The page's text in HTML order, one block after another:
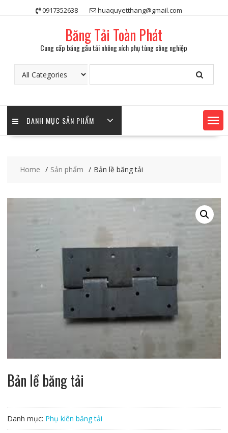
0917352638 huaquyetthang@gmail.com
Băng Tải Toàn Phát
Cung cấp băng gầu tải nhông xích phụ tùng công nghiệp
DANH MỤC SẢN PHẨM
Home Sản phẩm Bản lề băng tải
Bản lề băng tải
Danh mục: Phụ kiên băng tải